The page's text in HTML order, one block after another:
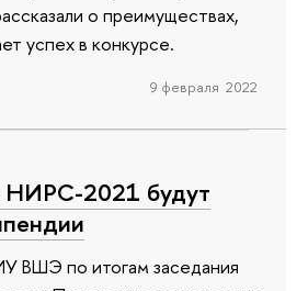
о преимуществах,
успех в конкурсе.
9 февраля 2022
НИРС-2021 будут
ВШЭ по итогам заседания